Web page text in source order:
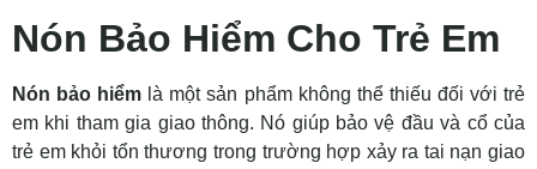
Nón Bảo Hiểm Cho Trẻ Em
Nón bảo hiểm là một sản phẩm không thể thiếu đối với trẻ
em khi tham gia giao thông. Nó giúp bảo vệ đầu và cổ của
trẻ em khỏi tổn thương trong trường hợp xảy ra tai nạn giao